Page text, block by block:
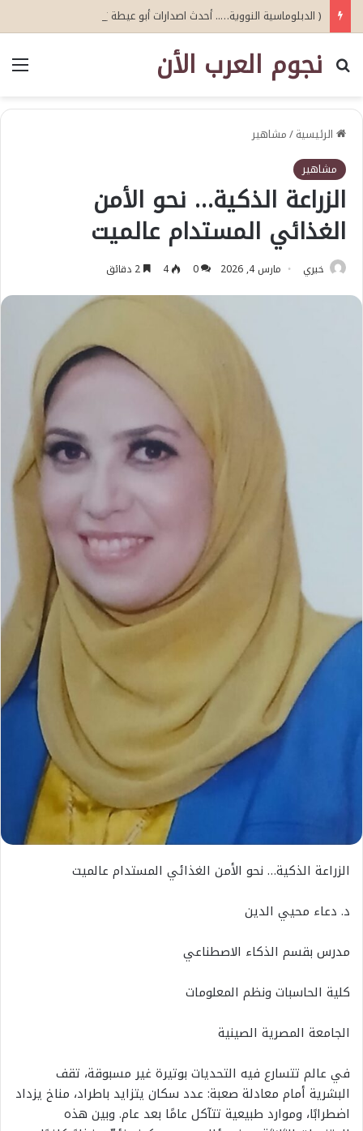
( الدبلوماسية النووية….. أحدث اصدارات أبو عيطة )
نجوم العرب الأن
بحث عن
الرئيسية/مشاهير
مشاهير
الزراعة الذكية… نحو الأمن
الغذائي المستدام عالميت
خيري مارس 4, 2026 0
4
الزراعة الذكية… نحو الأمن الغذائي المستدام عالميت
د. دعاء محيي الدين
مدرس بقسم الذكاء الاصطناعي
كلية الحاسبات ونظم المعلومات
الجامعة المصرية الصينية
في عالم تتسارع فيه التحديات بوتيرة غير مسبوقة، تقف
البشرية أمام معادلة صعبة: عدد سكان يتزايد باطراد، مناخ يزداد
اضطرابًا، وموارد طبيعية تتآكل عامًا بعد عام. وبين هذه